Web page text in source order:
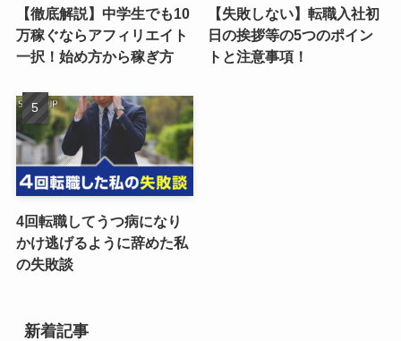
【徹底解説】中学生でも10
万稼ぐならアフィリエイト
一択！始め方から稼ぎ方
【失敗しない】転職入社初
日の挨拶等の5つのポイン
トと注意事項！
4回転職してうつ病になり
かけ逃げるように辞めた私
の失敗談
新着記事